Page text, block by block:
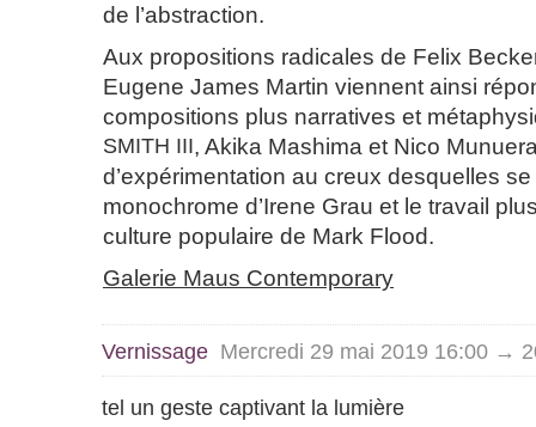
de l’abstraction.
Aux propositions radicales de Felix
Eugene James Martin viennent ainsi
compositions plus narratives et
SMITH III, Akika Mashima et Nico
d’expérimentation au creux desquelles se
monochrome d’Irene Grau et le travail
culture populaire de Mark Flood.
Galerie Maus Contemporary
Vernissage Mercredi 29 mai 2019 16:00 →
tel un geste captivant la lumière